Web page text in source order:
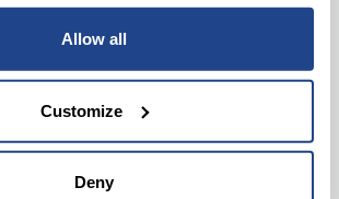
Allow all
Customize
Deny
om realtime marktkoersen te
van uw
Creëer,
en verplaats meerdere
om ze aan te passen aan